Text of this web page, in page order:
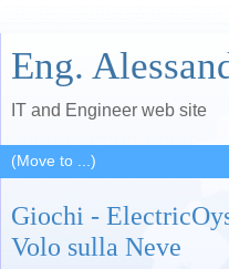
Eng.
IT and Engineer web site
Giochi -
Volo sulla Neve